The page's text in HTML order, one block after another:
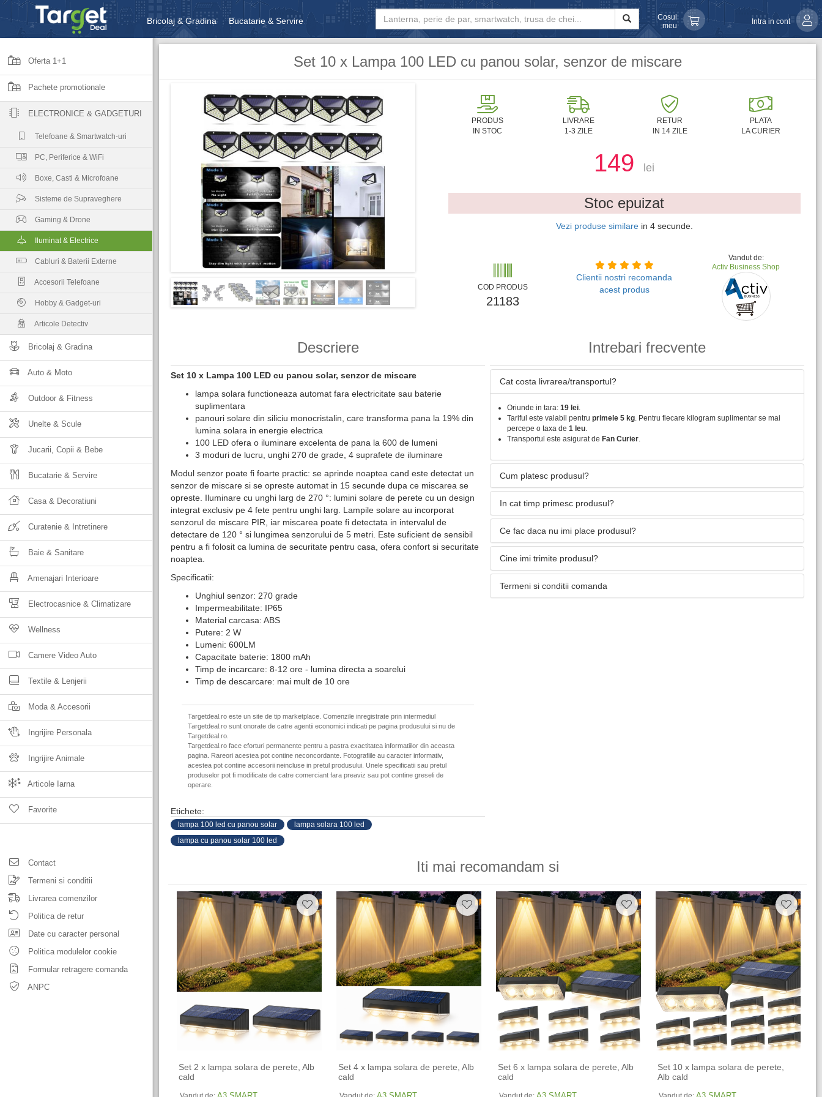
Bricolaj & Gradina Bucatarie & Servire
Unelte & Scule Jucarii, Copii & Bebe
Cosul
meu
Intra in cont
Oferta 1+1
Pachete promotionale
ELECTRONICE & GADGETURI
Telefoane & Smartwatch-uri
PC, Periferice & WiFi
Boxe, Casti & Microfoane
Sisteme de Supraveghere
Gaming & Drone
Iluminat & Electrice
Cabluri & Baterii Externe
Accesorii Telefoane
Hobby & Gadget-uri
Articole Detectiv
Bricolaj & Gradina
Auto & Moto
Outdoor & Fitness
Unelte & Scule
Jucarii, Copii & Bebe
Bucatarie & Servire
Casa & Decoratiuni
Curatenie & Intretinere
Baie & Sanitare
Amenajari Interioare
Electrocasnice & Climatizare
Wellness
Camere Video Auto
Textile & Lenjerii
Moda & Accesorii
Ingrijire Personala
Ingrijire Animale
Articole Iarna
Favorite
Contact
Termeni si conditii
Livrarea comenzilor
Politica de retur
Date cu caracter personal
Politica modulelor cookie
Formular retragere comanda
ANPC
Set 10 x Lampa 100 LED cu panou solar, senzor de miscare
PRODUS
IN STOC
LIVRARE
1-3 ZILE
RETUR
IN 14 ZILE
PLATA
LA CURIER
149 lei
Stoc epuizat
Vezi produse similare in 4secunde.
COD PRODUS
21183
Clientii nostri recomanda
acest produs
Vandut de:
Activ Business Shop
Descriere
Set 10 x Lampa 100 LED cu panou solar, senzor de miscare
lampa solara functioneaza automat fara electricitate sau baterie
suplimentara
panouri solare din siliciu monocristalin, care transforma pana la 19% din
lumina solara in energie electrica
100 LED ofera o iluminare excelenta de pana la 600 de lumeni
3 moduri de lucru, unghi 270 de grade, 4 suprafete de iluminare
Modul senzor poate fi foarte practic: se aprinde noaptea cand este detectat un
senzor de miscare si se opreste automat in 15 secunde dupa ce miscarea se
opreste. Iluminare cu unghi larg de 270 °: lumini solare de perete cu un design
integrat exclusiv pe 4 fete pentru unghi larg. Lampile solare au incorporat
senzorul de miscare PIR, iar miscarea poate fi detectata in intervalul de
detectare de 120 ° si lungimea senzorului de 5 metri. Este suficient de sensibil
pentru a fi folosit ca lumina de securitate pentru casa, ofera confort si securitate
noaptea.
Specificatii:
Unghiul senzor: 270 grade
Impermeabilitate: IP65
Material carcasa: ABS
Putere: 2 W
Lumeni: 600LM
Capacitate baterie: 1800 mAh
Timp de incarcare: 8-12 ore - lumina directa a soarelui
Timp de descarcare: mai mult de 10 ore
Targetdeal.ro este un site de tip marketplace. Comenzile inregistrate prin intermediul
Targetdeal.ro sunt onorate de catre agentii economici indicati pe pagina produsului si nu de
Targetdeal.ro.
Targetdeal.ro face eforturi permanente pentru a pastra exactitatea informatiilor din aceasta
pagina. Rareori acestea pot contine neconcordante. Fotografiile au caracter informativ,
acestea pot contine accesorii neincluse in pretul produsului. Unele specificatii sau pretul
produselor pot fi modificate de catre comerciant fara preaviz sau pot contine greseli de
operare.
Etichete:
lampa 100 led cu panou solar
lampa solara 100 led
lampa cu panou solar 100 led
Intrebari frecvente
Cat costa livrarea/transportul?
Oriunde in tara: 19 lei.
Tariful este valabil pentru primele 5 kg. Pentru fiecare kilogram suplimentar se mai
percepe o taxa de 1 leu.
Transportul este asigurat de Fan Curier.
Cum platesc produsul?
In cat timp primesc produsul?
Ce fac daca nu imi place produsul?
Cine imi trimite produsul?
Termeni si conditii comanda
Iti mai recomandam si
Set 2 x lampa solara de perete, Alb
cald
Set 4 x lampa solara de perete, Alb
cald
Set 6 x lampa solara de perete, Alb
cald
Set 10 x lampa solara de perete,
Alb cald